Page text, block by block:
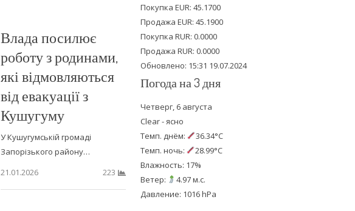
Влада посилює
роботу з родинами,
які відмовляються
від евакуації з
Кушугуму
У Кушугумській громаді
Запорізького району…
21.01.2026
223
e
r
o
o
k
b
e
Покупка EUR: 45.1700
Продажа EUR: 45.1900
Покупка RUR: 0.0000
Продажа RUR: 0.0000
Обновлено: 15:31 19.07.2024
Погода на 3 дня
Четверг, 6 августа
Clear - ясно
Темп. днём:
36.34°C
Темп. ночь:
28.99°C
Влажность: 17%
Ветер:
4.97 м.с.
Давление: 1016 hPa